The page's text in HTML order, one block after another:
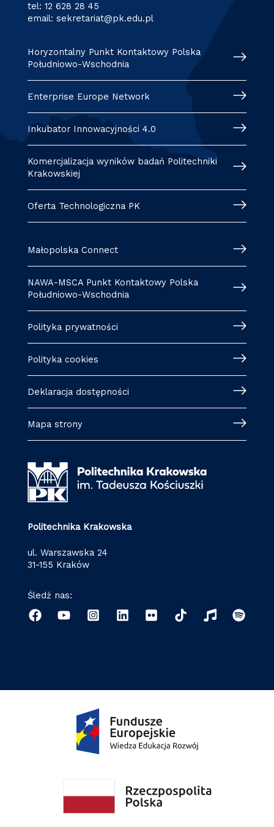
tel: 12 628 28 45
email: sekretariat@pk.edu.pl
Horyzontalny Punkt Kontaktowy Polska
Południowo-Wschodnia
Enterprise Europe Network
Inkubator Innowacyjności 4.0
Komercjalizacja wyników badań Politechniki
Krakowskiej
Oferta Technologiczna PK
Małopolska Connect
NAWA-MSCA Punkt Kontaktowy Polska
Południowo-Wschodnia
Polityka prywatności
Polityka cookies
Deklaracja dostępności
Mapa strony
Politechnika Krakowska
ul. Warszawska 24
31-155 Kraków
Śledź nas: